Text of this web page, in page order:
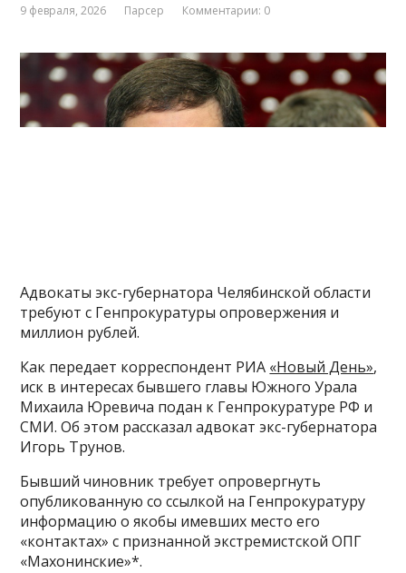
9 февраля, 2026 Парсер Комментарии: 0
Адвокаты экс-губернатора Челябинской области
требуют с Генпрокуратуры опровержения и
миллион рублей.
Как передает корреспондент РИА «Новый День»,
иск в интересах бывшего главы Южного Урала
Михаила Юревича подан к Генпрокуратуре РФ и
СМИ. Об этом рассказал адвокат экс-губернатора
Игорь Трунов.
Бывший чиновник требует опровергнуть
опубликованную со ссылкой на Генпрокуратуру
информацию о якобы имевших место его
«контактах» с признанной экстремистской ОПГ
«Махонинские»*.